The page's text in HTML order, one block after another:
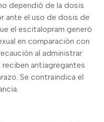
dependió de la dosis
ante el uso de dosis de
el escitalopram generó
en comparación con
al administrar
antiagregantes
Se contraindica el